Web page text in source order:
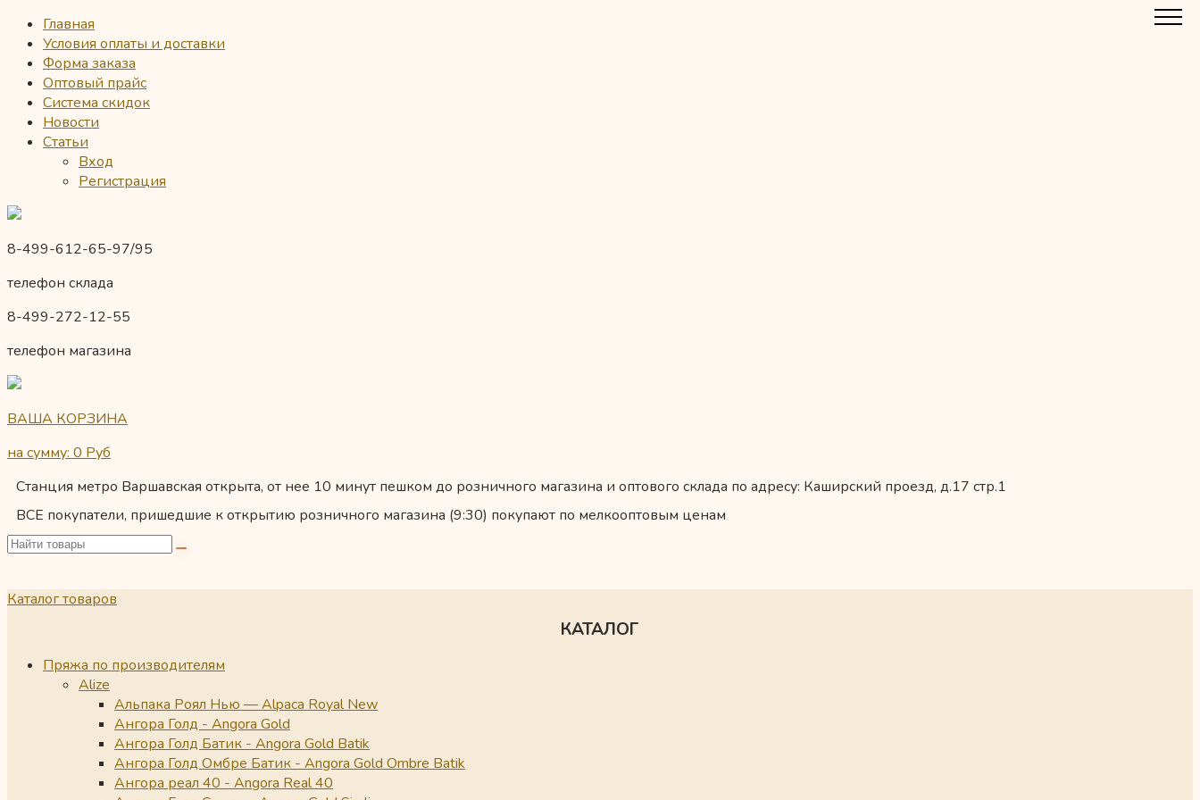
Главная
Условия оплаты и доставки
Форма заказа
Оптовый прайс
Система скидок
Новости
Статьи
Вход
Регистрация
8-499-612-65-97/95
телефон склада
8-499-272-12-55
телефон магазина
ВАША КОРЗИНА
на сумму: 0 Руб
Станция метро Варшавская открыта, от нее 10 минут пешком до розничного магазина и оптового склада по адресу: Каширский проезд, д.17 стр.1
ВСЕ покупатели, пришедшие к открытию розничного магазина (9:30) покупают по мелкооптовым ценам
Каталог товаров
КАТАЛОГ
Пряжа по производителям
Alize
Альпака Роял Нью — Alpaca Royal New
Ангора Голд - Angora Gold
Ангора Голд Батик - Angora Gold Batik
Ангора Голд Омбре Батик - Angora Gold Ombre Batik
Ангора реал 40 - Angora Real 40